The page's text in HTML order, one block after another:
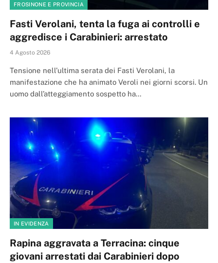
FROSINONE E PROVINCIA
Fasti Verolani, tenta la fuga ai controlli e
aggredisce i Carabinieri: arrestato
4 Agosto 2026
Tensione nell’ultima serata dei Fasti Verolani, la
manifestazione che ha animato Veroli nei giorni scorsi. Un
uomo dall’atteggiamento sospetto ha…
IN EVIDENZA
Rapina aggravata a Terracina: cinque
giovani arrestati dai Carabinieri dopo